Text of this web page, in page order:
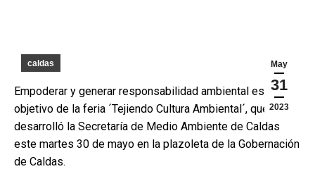
May
31
2023
caldas
Empoderar y generar responsabilidad ambiental es el
objetivo de la feria ´Tejiendo Cultura Ambiental´, que
desarrolló la Secretaría de Medio Ambiente de Caldas
este martes 30 de mayo en la plazoleta de la Gobernación
de Caldas.